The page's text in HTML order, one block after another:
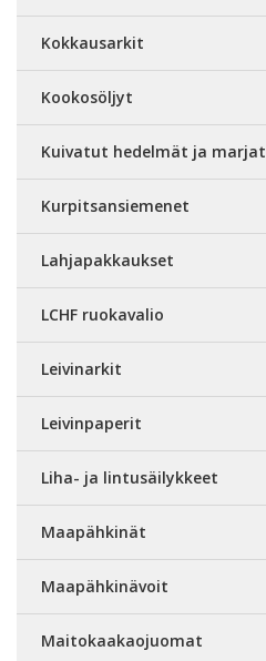
Kokkausarkit
Kookosöljyt
Kuivatut hedelmät ja marjat
Kurpitsansiemenet
Lahjapakkaukset
LCHF ruokavalio
Leivinarkit
Leivinpaperit
Liha- ja lintusäilykkeet
Maapähkinät
Maapähkinävoit
Maitokaakaojuomat